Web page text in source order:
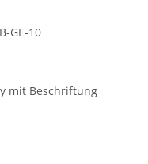
GE-10
mit Beschriftung